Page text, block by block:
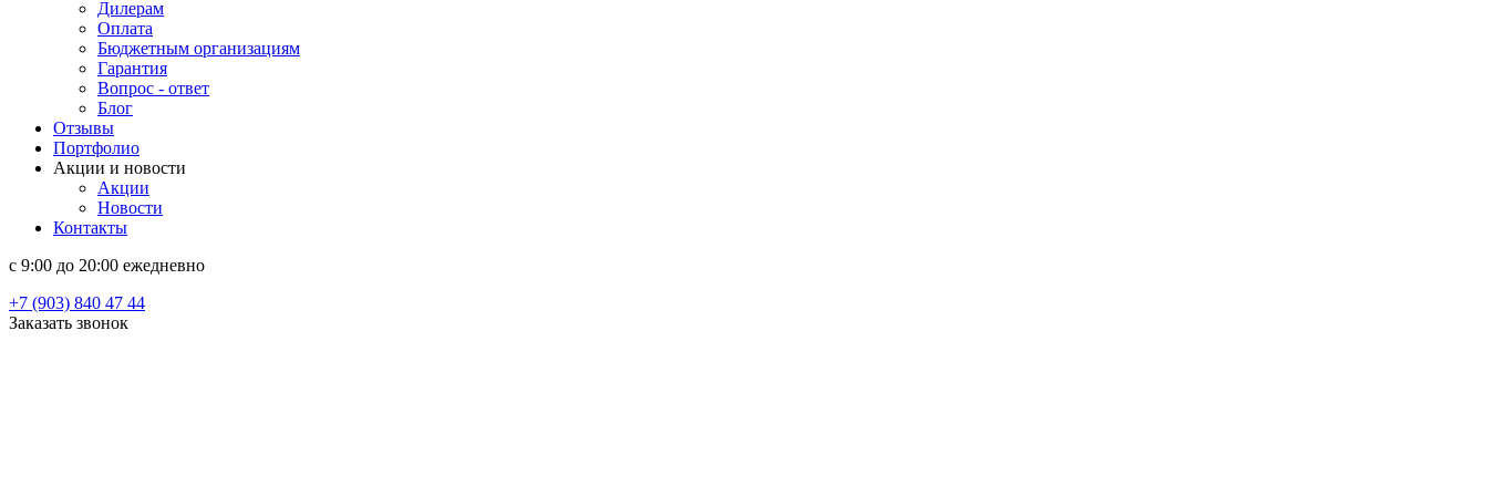
Дилерам
Оплата
Бюджетным организациям
Гарантия
Вопрос - ответ
Блог
Отзывы
Портфолио
Акции и новости
Акции
Новости
Контакты
c 9:00 до 20:00 ежедневно
+7 (903) 840 47 44
Заказать звонок